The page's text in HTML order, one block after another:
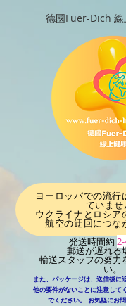
德國Fuer-Dich
ヨーロッパでの流行
ていませ
ウクライナとロシア
航空の迂回につな
発送時間約
郵送が遅れる
輸送スタッフの努力
い。
また、パッケージは、送信後に
他の要件がないことに注意して
でください。
お気軽にお